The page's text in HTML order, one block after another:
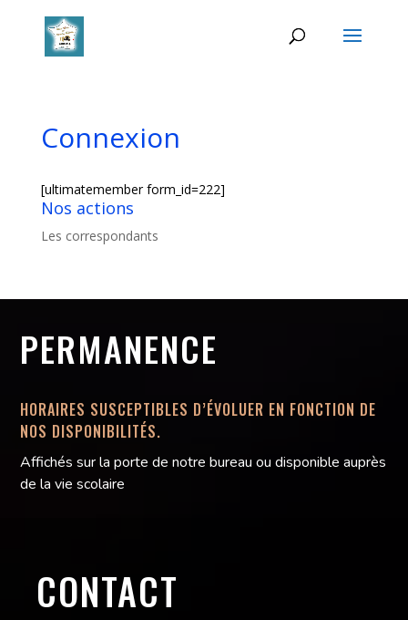
Connexion
[ultimatemember form_id=222]
Nos actions
Les correspondants
PERMANENCE
HORAIRES SUSCEPTIBLES D’ÉVOLUER EN FONCTION DE
NOS DISPONIBILITÉS.
Affichés sur la porte de notre bureau ou disponible auprès
de la vie scolaire
CONTACT